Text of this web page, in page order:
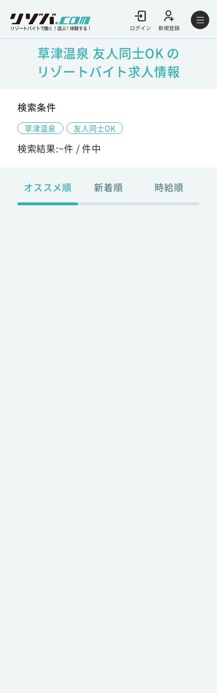
リゾートバイトで働く！遊ぶ！体験する！ ログイン 新規登録
草津温泉 友人同士OK の
リゾートバイト求人情報
検索条件
草津温泉 友人同士OK
検索結果:~件 /件中
オススメ順 新着順 時給順